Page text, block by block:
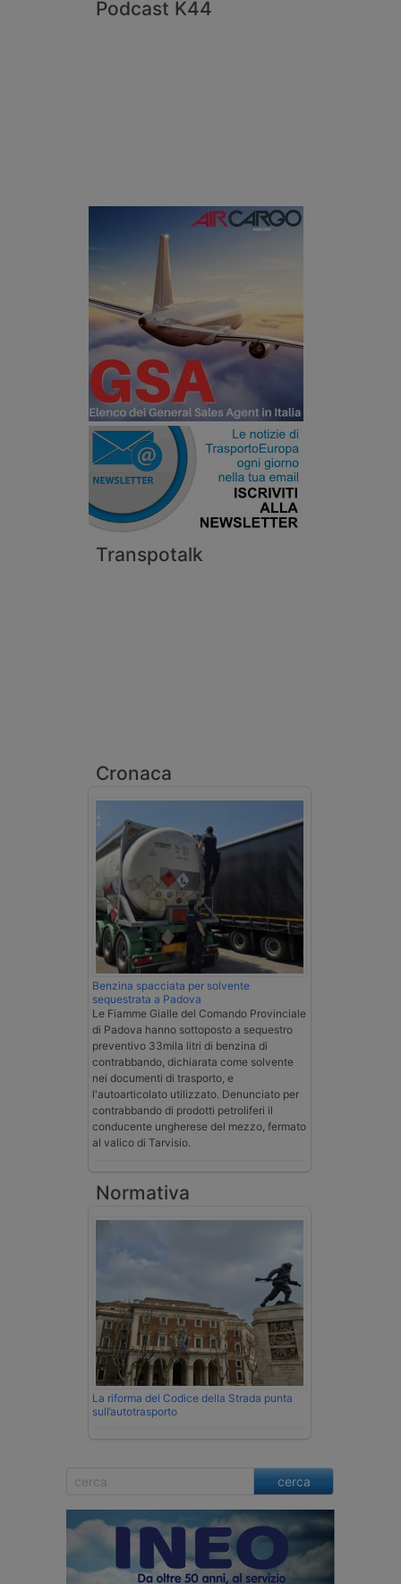
Podcast K44
Transpotalk
Cronaca
Benzina spacciata per solvente
sequestrata a Padova
Le Fiamme Gialle del Comando Provinciale
di Padova hanno sottoposto a sequestro
preventivo 33mila litri di benzina di
contrabbando, dichiarata come solvente
nei documenti di trasporto, e
l'autoarticolato utilizzato. Denunciato per
contrabbando di prodotti petroliferi il
conducente ungherese del mezzo, fermato
al valico di Tarvisio.
Normativa
La riforma del Codice della Strada punta
sull’autotrasporto
cerca